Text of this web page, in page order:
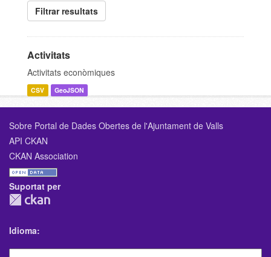
Filtrar resultats
Activitats
Activitats econòmiques
CSV GeoJSON
Sobre Portal de Dades Obertes de l'Ajuntament de Valls
API CKAN
CKAN Association
Suportat per
Idioma